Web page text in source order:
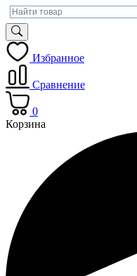
Избранное
Сравнение
0
Корзина